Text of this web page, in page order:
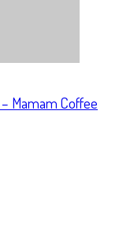
Mamam Coffee